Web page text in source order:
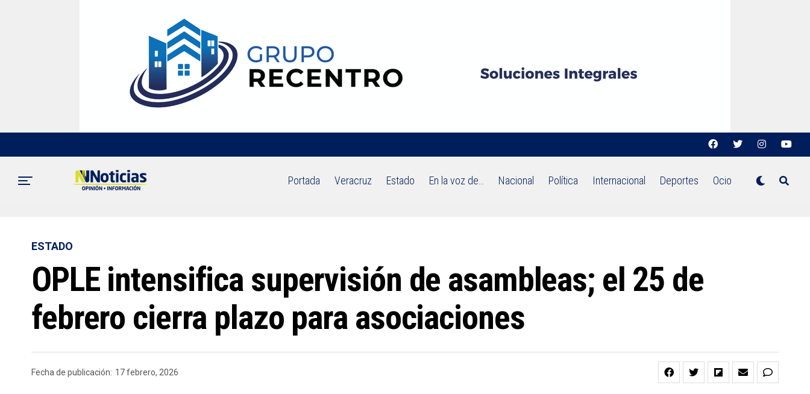
Portada Veracruz Estado En la voz de… Nacional Política Internacional Deportes Ocio
ESTADO
OPLE intensifica supervisión de asambleas; el 25 de
febrero cierra plazo para asociaciones
Fecha de publicación: 17 febrero, 2026